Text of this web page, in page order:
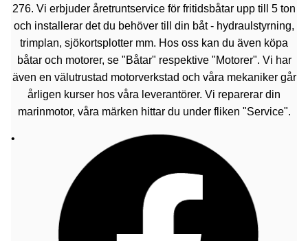
276. Vi erbjuder åretruntservice för fritidsbåtar upp till 5 ton
och installerar det du behöver till din båt - hydraulstyrning,
trimplan, sjökortsplotter mm. Hos oss kan du även köpa
båtar och motorer, se "Båtar" respektive "Motorer". Vi har
även en välutrustad motorverkstad och våra mekaniker går
årligen kurser hos våra leverantörer. Vi reparerar din
marinmotor, våra märken hittar du under fliken "Service".